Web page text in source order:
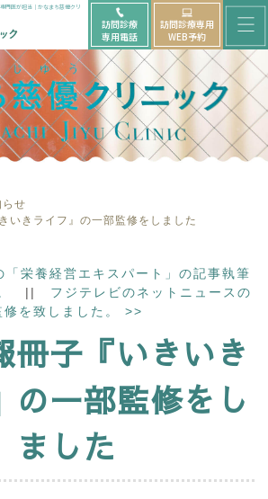
門医が担当｜かなまち慈優クリ
訪問診療
専用電話
訪問診療専用
WEB予約
メ
ニ
ュ
ー
を
開
く
らせ
いきライフ』の一部監修をしました
「栄養経営エキスパート」の記事執筆
|| フジテレビのネットニュースの
修を致しました。 >>
冊子『いきいき
の一部監修をし
ました